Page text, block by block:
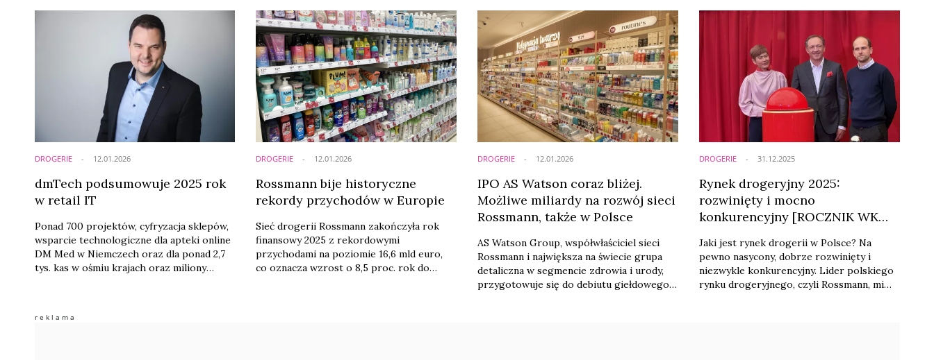
Górna Corner przy ul. gen. Jarosława
Dąbrowskiego 17B. Jak przyznają
managerowie DM, Łódź jest “kluczowym
regionem” na mapie tej sieci.
koreańska półka? Czy polska wersja to
dokładne „kopiuj-wklej”? A może jednak
Koreanki na co dzień kupują zupełnie coś
innego, a do nas trafiają produkty
specjalnie produkowane dla zachodniego
klienta? – o tym pisze Magdalena Pająk, ...
zaktualizowała sposób komunikowania
swojej oferty. Zmiany zauważono w
opisach wybranych produktów oraz w
usunięciu deklaracji o całkowitej
wegańskości z materiałów
marketingowych, w tym strony
internetowej i sklepów stacjonarnych.
cenowej.
DROGERIE
dmTech podsumowuje 2025 rok
w retail IT
Ponad 700 projektów, cyfryzacja sklepów,
wsparcie technologiczne dla apteki online
DM Med w Niemczech oraz dla ponad 2,7
tys. kas w ośmiu krajach oraz miliony
istotny, nie tylko ze względu na osiągnięcia
12.01.2026 DROGERIE
Rossmann bije historyczne
rekordy przychodów w Europie
Sieć drogerii Rossmann zakończyła rok
finansowy 2025 z rekordowymi
przychodami na poziomie 16,6 mld euro,
co oznacza wzrost o 8,5 proc. rok do
12.01.2026 DROGERIE
IPO AS Watson coraz bliżej.
Możliwe miliardy na rozwój sieci
Rossmann, także w Polsce
AS Watson Group, współwłaściciel sieci
Rossmann i największa na świecie grupa
detaliczna w segmencie zdrowia i urody,
przygotowuje się do debiutu giełdowego.
12.01.2026 DROGERIE
Rynek drogeryjny 2025:
rozwinięty i mocno
konkurencyjny [ROCZNIK WK
Jaki jest rynek drogerii w Polsce? Na
pewno nasycony, dobrze rozwinięty i
niezwykle konkurencyjny. Lider polskiego
rynku drogeryjnego, czyli Rossmann, mimo
31.12.2025